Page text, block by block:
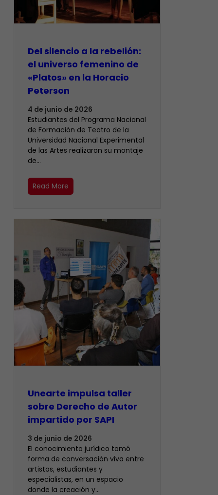
Del silencio a la rebelión:
el universo femenino de
«Platos» en la Horacio
Peterson
4 de junio de 2026
Estudiantes del Programa Nacional
de Formación de Teatro de la
Universidad Nacional Experimental
de las Artes realizaron su montaje
de…
Read More
Unearte impulsa taller
sobre Derecho de Autor
impartido por SAPI
3 de junio de 2026
El conocimiento jurídico tomó
forma de conversación viva entre
artistas, estudiantes y
especialistas, en un espacio
donde la creación y…